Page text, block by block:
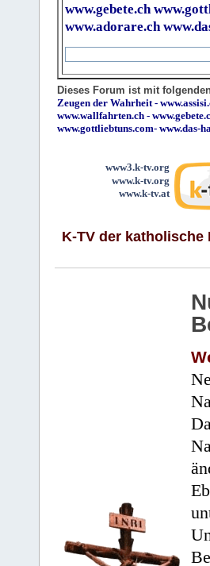
www.gebete.ch
www.adorare.ch
Dieses Forum ist mit
Zeugen der Wahrheit -
www.wallfahrten.ch -
www.gottliebtuns.com- www.das-
www3.k-tv.org
www.k-tv.org
www.k-tv.at
K-TV der katholische